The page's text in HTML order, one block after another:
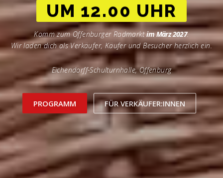
IN DEINER NÄHE
Komm zum Offenburger Radmarktim März 2027.
Wir laden dich als Verkäufer, Käufer und Besucher herzlich ein.
Eichendorff-Schulturnhalle, Offenburg
PROGRAMM FÜR VERKÄUFER:INNEN